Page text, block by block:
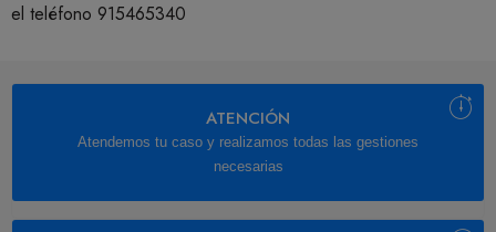
el teléfono 915465340
ATENCIÓN
Atendemos tu caso y realizamos todas las gestiones
necesarias